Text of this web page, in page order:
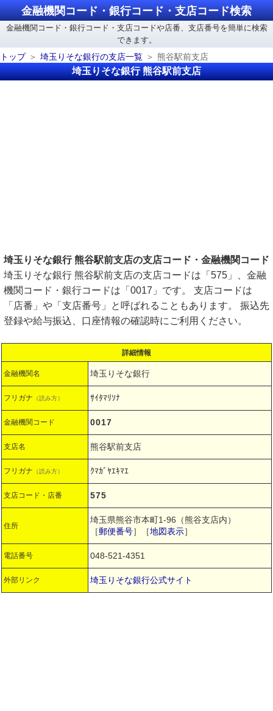
金融機関コード・銀行コード・支店コード検索
金融機関コード・銀行コード・支店コードや店番、支店番号を簡単に検索
できます。
トップ
埼玉りそな銀行の支店一覧 熊谷駅前支店
埼玉りそな銀行 熊谷駅前支店
埼玉りそな銀行 熊谷駅前支店の支店コード・金融機関コード
埼玉りそな銀行 熊谷駅前支店の支店コードは「575」、金融
機関コード・銀行コードは「0017」です。 支店コードは
「店番」や「支店番号」と呼ばれることもあります。 振込先
登録や給与振込、口座情報の確認時にご利用ください。
詳細情報
金融機関名 埼玉りそな銀行
フリガナ （読み方） ｻｲﾀﾏﾘｿﾅ
金融機関コード 0017
支店名 熊谷駅前支店
フリガナ （読み方） ｸﾏｶﾞﾔｴｷﾏｴ
支店コード・店番 575
住所
埼玉県熊谷市本町1-96（熊谷支店内）
［郵便番号］［地図表示］
電話番号 048-521-4351
外部リンク 埼玉りそな銀行公式サイト